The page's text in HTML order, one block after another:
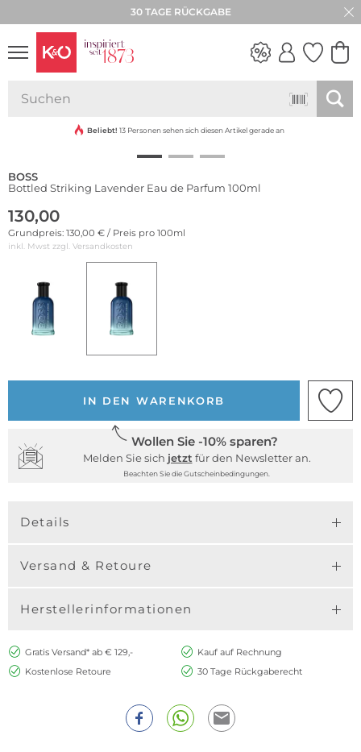
30 TAGE RÜCKGABE
VIBES
Limited Edition
Beliebt! 13 Personen sehen sich diesen Artikel gerade an
BOSS
Bottled Striking Lavender Eau de Parfum 100ml
130,00
Grundpreis: 130,00 € / Preis pro 100ml
inkl. Mwst zzgl. Versandkosten
IN DEN WARENKORB
Wollen Sie -10% sparen?
Melden Sie sich jetzt für den Newsletter an.
Beachten Sie die Gutscheinbedingungen.
Details
Versand & Retoure
Herstellerinformationen
Gratis Versand* ab € 129,-
Kauf auf Rechnung
Kostenlose Retoure
30 Tage Rückgaberecht